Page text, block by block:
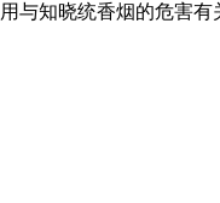
与知晓统香烟的危害有